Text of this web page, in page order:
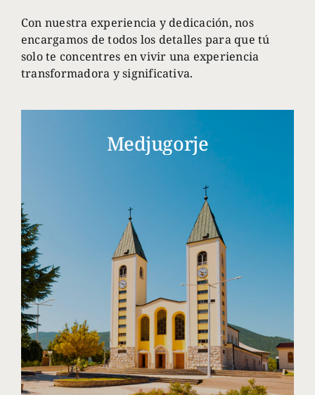
Con nuestra experiencia y dedicación, nos
encargamos de todos los detalles para que tú
solo te concentres en vivir una experiencia
transformadora y significativa.
Medjugorje